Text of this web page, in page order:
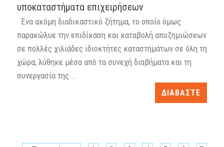
υποκαταστήματα επιχειρήσεων
Ενα ακόμη διαδικαστικό ζήτημα, το οποίο όμως
παρακώλυε την επιδίκαση και καταβολή αποζημιώσεων
σε πολλές χιλιάδες ιδιοκτήτες καταστημάτων σε όλη τη
χώρα, λύθηκε μέσα από τα συνεχή διαβήματα και τη
συνεργασία της...
ΔΙΑΒΑΣΤΕ